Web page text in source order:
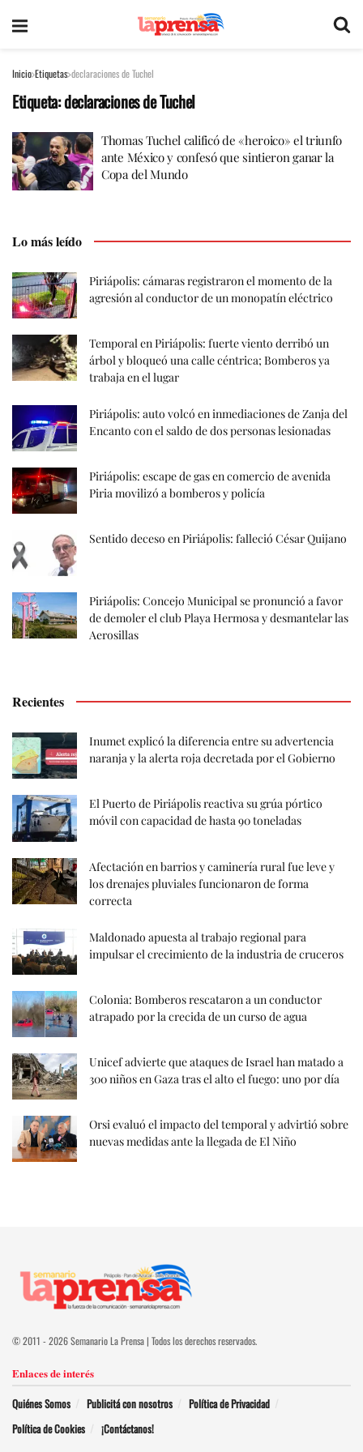
Inicio Etiquetas declaraciones de Tuchel
Etiqueta:declaraciones de Tuchel
Thomas Tuchel calificó de «heroico» el triunfo
ante México y confesó que sintieron ganar la
Copa del Mundo
Lo más leído
Piriápolis: cámaras registraron el momento de la
agresión al conductor de un monopatín eléctrico
Temporal en Piriápolis: fuerte viento derribó un
árbol y bloqueó una calle céntrica; Bomberos ya
trabaja en el lugar
Piriápolis: auto volcó en inmediaciones de Zanja del
Encanto con el saldo de dos personas lesionadas
Piriápolis: escape de gas en comercio de avenida
Piria movilizó a bomberos y policía
Sentido deceso en Piriápolis: falleció César Quijano
Piriápolis: Concejo Municipal se pronunció a favor
de demoler el club Playa Hermosa y desmantelar las
Aerosillas
Recientes
Inumet explicó la diferencia entre su advertencia
naranja y la alerta roja decretada por el Gobierno
El Puerto de Piriápolis reactiva su grúa pórtico
móvil con capacidad de hasta 90 toneladas
Afectación en barrios y caminería rural fue leve y
los drenajes pluviales funcionaron de forma
correcta
Maldonado apuesta al trabajo regional para
impulsar el crecimiento de la industria de cruceros
Colonia: Bomberos rescataron a un conductor
atrapado por la crecida de un curso de agua
Unicef advierte que ataques de Israel han matado a
300 niños en Gaza tras el alto el fuego: uno por día
Orsi evaluó el impacto del temporal y advirtió sobre
nuevas medidas ante la llegada de El Niño
© 2011 - 2026 Semanario La Prensa | Todos los derechos reservados.
Enlaces de interés
Quiénes Somos Publicitá con nosotros
Política de Privacidad
Política de Cookies
¡Contáctanos!